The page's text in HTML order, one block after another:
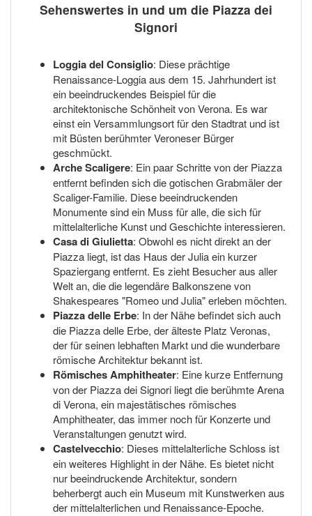
Sehenswertes in und um die Piazza dei
Signori
Loggia del Consiglio: Diese prächtige
Renaissance-Loggia aus dem 15. Jahrhundert ist
ein beeindruckendes Beispiel für die
architektonische Schönheit von Verona. Es war
einst ein Versammlungsort für den Stadtrat und ist
mit Büsten berühmter Veroneser Bürger
geschmückt.
Arche Scaligere: Ein paar Schritte von der Piazza
entfernt befinden sich die gotischen Grabmäler der
Scaliger-Familie. Diese beeindruckenden
Monumente sind ein Muss für alle, die sich für
mittelalterliche Kunst und Geschichte interessieren.
Casa di Giulietta: Obwohl es nicht direkt an der
Piazza liegt, ist das Haus der Julia ein kurzer
Spaziergang entfernt. Es zieht Besucher aus aller
Welt an, die die legendäre Balkonszene von
Shakespeares "Romeo und Julia" erleben möchten.
Piazza delle Erbe: In der Nähe befindet sich auch
die Piazza delle Erbe, der älteste Platz Veronas,
der für seinen lebhaften Markt und die wunderbare
römische Architektur bekannt ist.
Römisches Amphitheater: Eine kurze Entfernung
von der Piazza dei Signori liegt die berühmte Arena
di Verona, ein majestätisches römisches
Amphitheater, das immer noch für Konzerte und
Veranstaltungen genutzt wird.
Castelvecchio: Dieses mittelalterliche Schloss ist
ein weiteres Highlight in der Nähe. Es bietet nicht
nur beeindruckende Architektur, sondern
beherbergt auch ein Museum mit Kunstwerken aus
der mittelalterlichen und Renaissance-Epoche.